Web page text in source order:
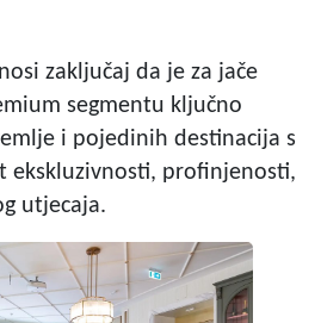
zaključaj da je za jače
segmentu ključno
i pojedinih destinacija s
ekskluzivnosti, profinjenosti,
utjecaja.